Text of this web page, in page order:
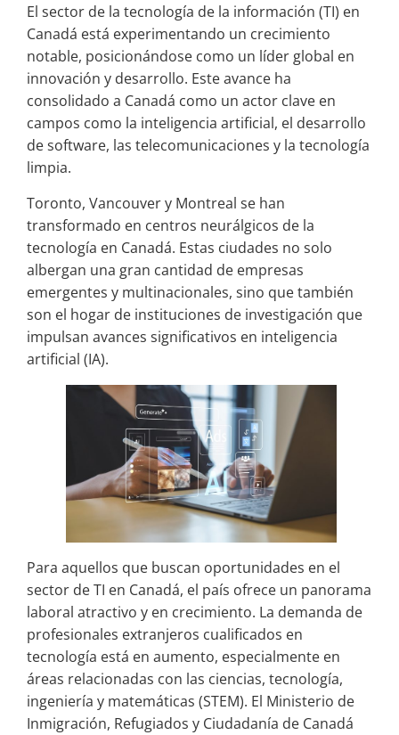
El sector de la tecnología de la información (TI) en
Canadá está experimentando un crecimiento
notable, posicionándose como un líder global en
innovación y desarrollo. Este avance ha
consolidado a Canadá como un actor clave en
campos como la inteligencia artificial, el desarrollo
de software, las telecomunicaciones y la tecnología
limpia.
Toronto, Vancouver y Montreal se han
transformado en centros neurálgicos de la
tecnología en Canadá. Estas ciudades no solo
albergan una gran cantidad de empresas
emergentes y multinacionales, sino que también
son el hogar de instituciones de investigación que
impulsan avances significativos en inteligencia
artificial (IA).
Para aquellos que buscan oportunidades en el
sector de TI en Canadá, el país ofrece un panorama
laboral atractivo y en crecimiento. La demanda de
profesionales extranjeros cualificados en
tecnología está en aumento, especialmente en
áreas relacionadas con las ciencias, tecnología,
ingeniería y matemáticas (STEM). El Ministerio de
Inmigración, Refugiados y Ciudadanía de Canadá